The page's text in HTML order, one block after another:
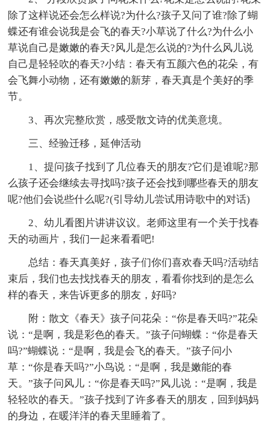
除了这样说还会怎么样说?为什么?孩子又问了谁?除了蝴
蝶还有谁会说我是会飞的春天?小草说了什么?为什么小
草说自己是嫩嫩的春天?风儿是怎么说的?为什么风儿说
自己是轻轻吹的春天?小结：春天有五颜六色的花朵，有
会飞舞小动物，还有嫩嫩的新芽，春天真是个美好的季
节。
3、再次完整欣赏，感受散文诗的优美意境。
三、经验迁移，延伸活动
1、提问孩子找到了几位春天的朋友?它们是谁呢?那
么孩子还会继续去寻找吗?孩子还会找到哪些春天的朋友
呢?他们会说些什么呢?(引导幼儿尝试用诗歌中的对话)
2、幼儿看图片讲讲议议。老师这里有一个关于找春
天的动画片，我们一起来看看吧!
总结：春天真美好，孩子们你们喜欢春天吗?活动结
束后，我们也去找找春天的朋友，看看你找到的是怎么
样的春天，来告诉更多的朋友，好吗?
附：散文《春天》孩子问花朵：“你是春天吗?”花朵
说：“是啊，我是彩色的春天。”孩子问蝴蝶：“你是春天
吗?”蝴蝶说：“是啊，我是会飞的春天。”孩子问小
草：“你是春天吗?”小鸟说：“是啊，我是嫩能的春
天。”孩子问风儿：“你是春天吗?”风儿说：“是啊，我是
轻轻吹的春天。”孩子找到了许多春天的朋友，回到妈妈
的身边，在暖洋洋的春天里睡着了。